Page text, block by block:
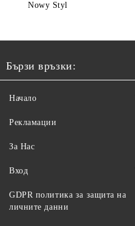
Nowy Styl
Бързи връзки:
Начало
Рекламации
За Нас
Вход
GDPR политика за защита на
личните данни